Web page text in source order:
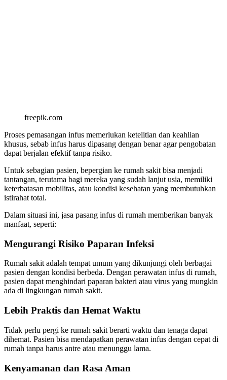
freepik.com
Proses pemasangan infus memerlukan ketelitian dan keahlian
khusus, sebab infus harus dipasang dengan benar agar pengobatan
dapat berjalan efektif tanpa risiko.
Untuk sebagian pasien, bepergian ke rumah sakit bisa menjadi
tantangan, terutama bagi mereka yang sudah lanjut usia, memiliki
keterbatasan mobilitas, atau kondisi kesehatan yang membutuhkan
istirahat total.
Dalam situasi ini, jasa pasang infus di rumah memberikan banyak
manfaat, seperti:
Mengurangi Risiko Paparan Infeksi
Rumah sakit adalah tempat umum yang dikunjungi oleh berbagai
pasien dengan kondisi berbeda. Dengan perawatan infus di rumah,
pasien dapat menghindari paparan bakteri atau virus yang mungkin
ada di lingkungan rumah sakit.
Lebih Praktis dan Hemat Waktu
Tidak perlu pergi ke rumah sakit berarti waktu dan tenaga dapat
dihemat. Pasien bisa mendapatkan perawatan infus dengan cepat di
rumah tanpa harus antre atau menunggu lama.
Kenyamanan dan Rasa Aman